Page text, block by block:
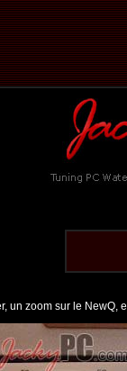
un zoom sur le NewQ,